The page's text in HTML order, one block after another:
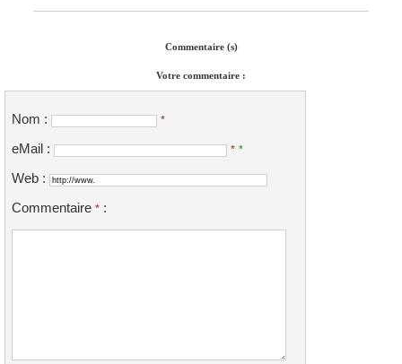
Commentaire (s)
Votre commentaire :
Nom : *
eMail : * *
Web :
Commentaire * :